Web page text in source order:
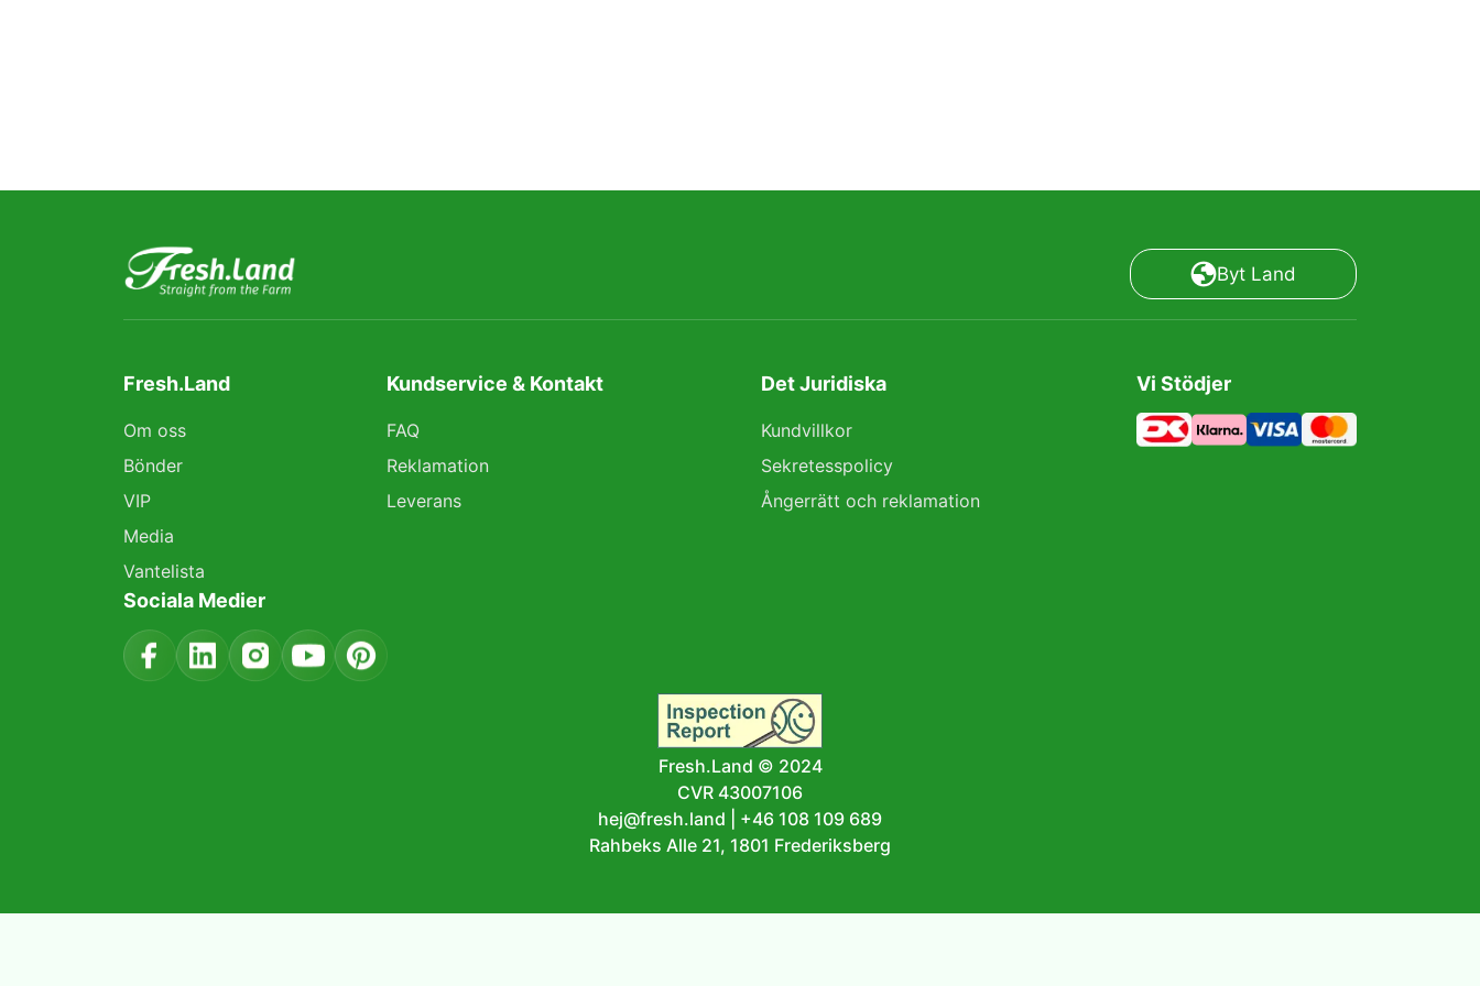
Byt Land
Fresh.Land
Om oss
Bönder
VIP
Media
Vantelista
Kundservice & Kontakt
FAQ
Reklamation
Leverans
Det Juridiska
Kundvillkor
Sekretesspolicy
Ångerrätt och reklamation
Vi Stödjer
Sociala Medier
Fresh.Land © 2024
CVR 43007106
hej@fresh.land
+46 108 109 689
Rahbeks Alle 21, 1801 Frederiksberg